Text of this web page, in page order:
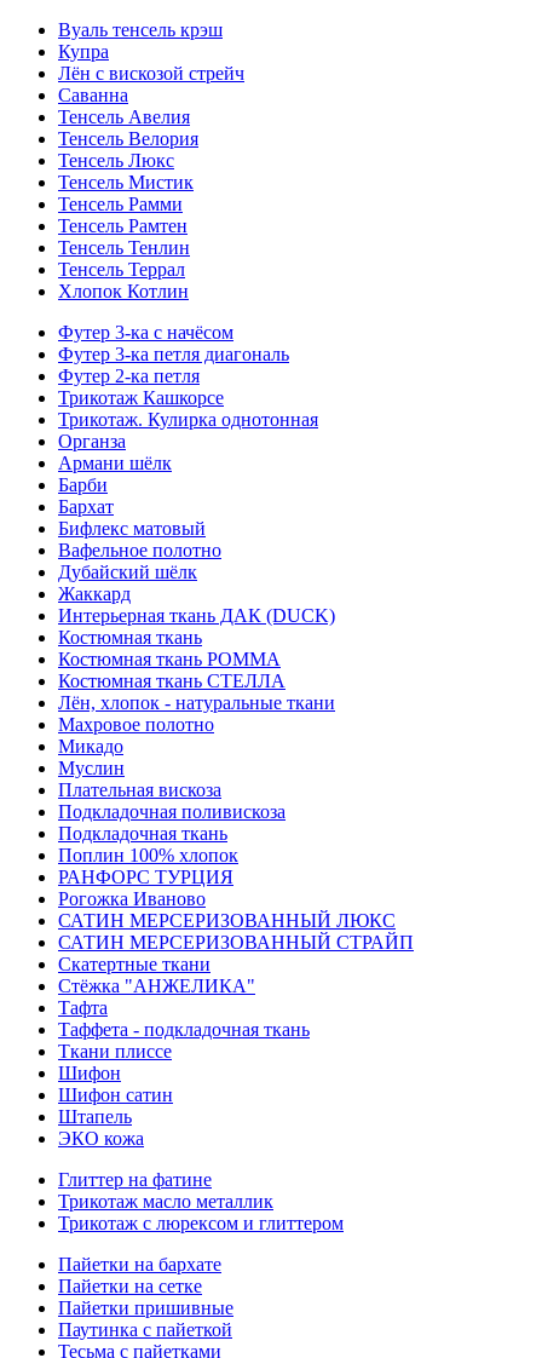
Вуаль тенсель крэш
Купра
Лён с вискозой стрейч
Саванна
Тенсель Авелия
Тенсель Велория
Тенсель Люкс
Тенсель Мистик
Тенсель Рамми
Тенсель Рамтен
Тенсель Тенлин
Тенсель Террал
Хлопок Котлин
Футер 3-ка с начёсом
Футер 3-ка петля диагональ
Футер 2-ка петля
Трикотаж Кашкорсе
Трикотаж. Кулирка однотонная
Органза
Армани шёлк
Барби
Бархат
Бифлекс матовый
Вафельное полотно
Дубайский шёлк
Жаккард
Интерьерная ткань ДАК (DUCK)
Костюмная ткань
Костюмная ткань РОММА
Костюмная ткань СТЕЛЛА
Лён, хлопок - натуральные ткани
Махровое полотно
Микадо
Муслин
Плательная вискоза
Подкладочная поливискоза
Подкладочная ткань
Поплин 100% хлопок
РАНФОРС ТУРЦИЯ
Рогожка Иваново
САТИН МЕРСЕРИЗОВАННЫЙ ЛЮКС
САТИН МЕРСЕРИЗОВАННЫЙ СТРАЙП
Скатертные ткани
Стёжка "АНЖЕЛИКА"
Тафта
Таффета - подкладочная ткань
Ткани плиссе
Шифон
Шифон сатин
Штапель
ЭКО кожа
Глиттер на фатине
Трикотаж масло металлик
Трикотаж с люрексом и глиттером
Пайетки на бархате
Пайетки на сетке
Пайетки пришивные
Паутинка с пайеткой
Тесьма с пайетками